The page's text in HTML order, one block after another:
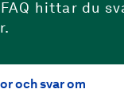
hittar du
och svar om